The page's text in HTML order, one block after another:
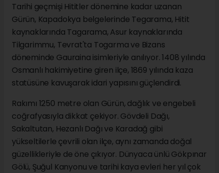
Tarihi geçmişi Hititler dönemine kadar uzanan
Gürün, Kapadokya belgelerinde Tegarama, Hitit
kaynaklarında Tagarama, Asur kaynaklarında
Tilgarimmu, Tevrat'ta Togarma ve Bizans
döneminde Gauraina isimleriyle anılıyor. 1408 yılında
Osmanlı hakimiyetine giren ilçe, 1869 yılında kaza
statüsüne kavuşarak idari yapısını güçlendirdi.
Rakımı 1250 metre olan Gürün, dağlık ve engebeli
coğrafyasıyla dikkat çekiyor. Gövdeli Dağı,
Sakaltutan, Hezanlı Dağı ve Karadağ gibi
yükseltilerle çevrili olan ilçe, aynı zamanda doğal
güzellikleriyle de öne çıkıyor. Dünyaca ünlü Gökpınar
Gölü, Şuğul Kanyonu ve tarihi kaya evleri her yıl çok